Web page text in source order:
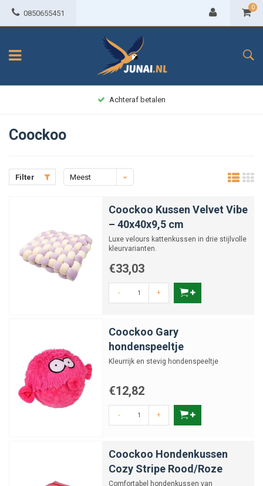
0850655451
0
Achteraf betalen
Coockoo
Filter
Meest
Coockoo Kussen Velvet Vibe
– 40x40x9,5 cm
Luxe velours kattenkussen in drie stijlvolle
kleurvarianten.
€33,03
- +
Coockoo Gary
hondenspeeltje
Kleurrijk en stevig hondenspeeltje
€12,82
- +
Coockoo Hondenkussen
Cozy Stripe Rood/Roze
Comfortabel hondenkussen van